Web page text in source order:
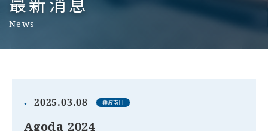
News
2025.03.08 難波南Ⅲ
Agoda 2024